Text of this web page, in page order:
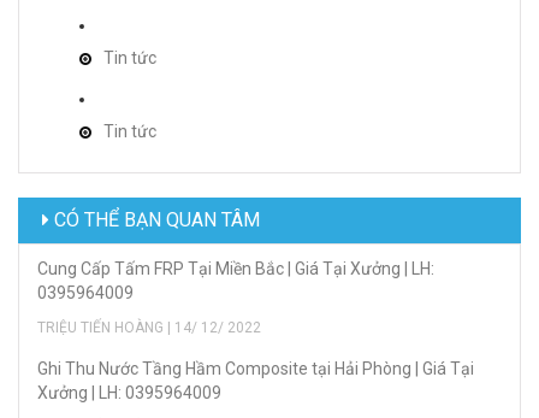
Tin tức
Tin tức
CÓ THỂ BẠN QUAN TÂM
Cung Cấp Tấm FRP Tại Miền Bắc | Giá Tại Xưởng | LH:
0395964009
TRIỆU TIẾN HOÀNG | 14/ 12/ 2022
Ghi Thu Nước Tầng Hầm Composite tại Hải Phòng | Giá Tại
Xưởng | LH: 0395964009